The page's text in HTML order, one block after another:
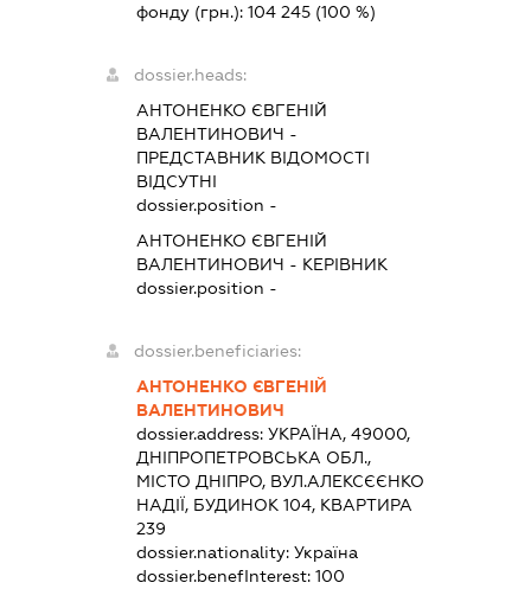
фонду (грн.): 104 245(100 %)
dossier.heads:
АНТОНЕНКО ЄВГЕНІЙ
ВАЛЕНТИНОВИЧ -
ПРЕДСТАВНИКВІДОМОСТІ
ВІДСУТНІ
dossier.position -
АНТОНЕНКО ЄВГЕНІЙ
ВАЛЕНТИНОВИЧ - КЕРІВНИК
dossier.position -
dossier.beneficiaries:
АНТОНЕНКО ЄВГЕНІЙ
ВАЛЕНТИНОВИЧ
dossier.address: УКРАЇНА, 49000,
ДНІПРОПЕТРОВСЬКА ОБЛ.,
МІСТО ДНІПРО, ВУЛ.АЛЕКСЄЄНКО
НАДІЇ, БУДИНОК 104, КВАРТИРА
239
dossier.nationality: Україна
dossier.benefInterest: 100